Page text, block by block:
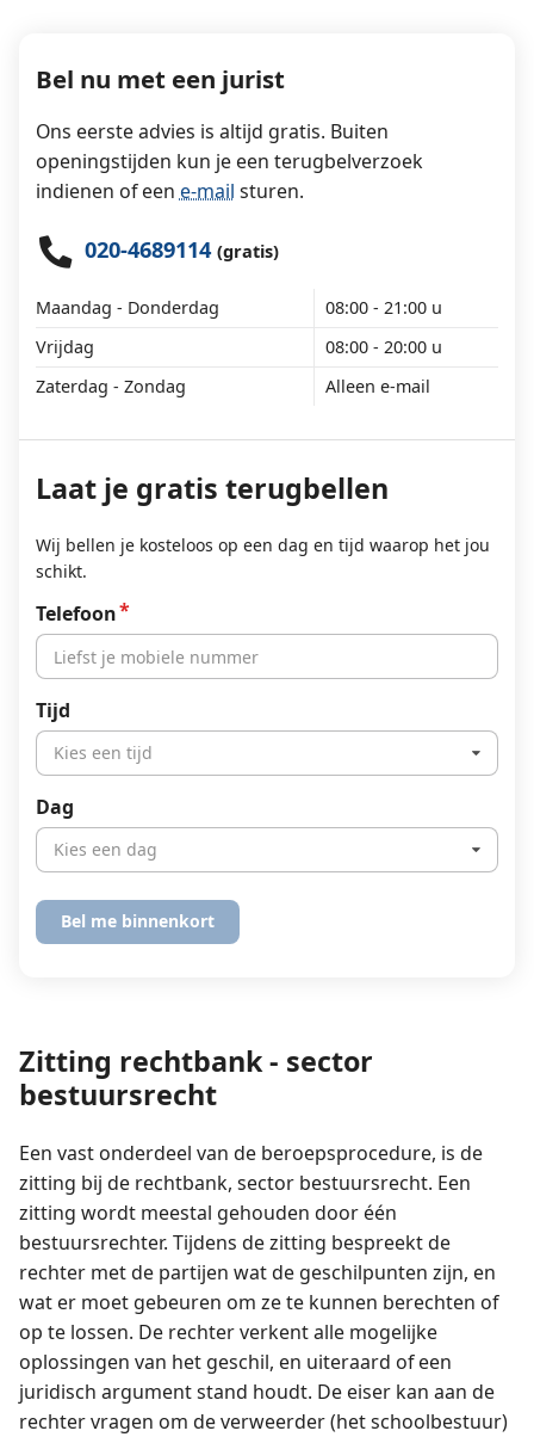
Bel nu met een jurist
Ons eerste advies is altijd gratis. Buiten
openingstijden kun je een terugbelverzoek
indienen of een e-mail sturen.
020-4689114 (gratis)
Maandag - Donderdag
08:00 - 21:00 u
Vrijdag
08:00 - 20:00 u
Zaterdag - Zondag
Alleen e-mail
Laat je gratis terugbellen
Wij bellen je kosteloos op een dag en tijd waarop het jou
schikt.
Telefoon
Tijd
Kies een tijd
Dag
Kies een dag
Zitting rechtbank - sector
bestuursrecht
Een vast onderdeel van de beroepsprocedure, is de
zitting bij de rechtbank, sector bestuursrecht. Een
zitting wordt meestal gehouden door één
bestuursrechter. Tijdens de zitting bespreekt de
rechter met de partijen wat de geschilpunten zijn, en
wat er moet gebeuren om ze te kunnen berechten of
op te lossen. De rechter verkent alle mogelijke
oplossingen van het geschil, en uiteraard of een
juridisch argument stand houdt. De eiser kan aan de
rechter vragen om de verweerder (het schoolbestuur)